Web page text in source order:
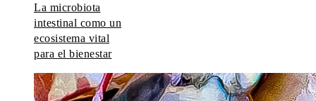
La microbiota
intestinal como un
ecosistema vital
para el bienestar